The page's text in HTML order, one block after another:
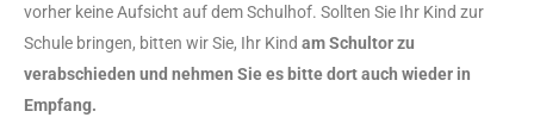
vorher keine Aufsicht auf dem Schulhof. Sollten Sie Ihr Kind zur
Schule bringen, bitten wir Sie, Ihr Kind am Schultor zu
verabschieden und nehmen Sie es bitte dort auch wieder in
Empfang.